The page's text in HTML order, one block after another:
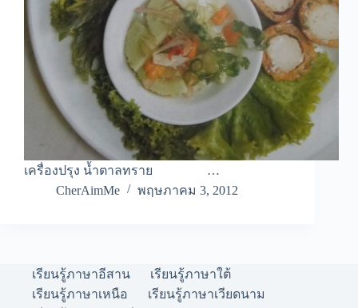
เครื่องปรุง น้ำตาลทราย …
CherAimMe
พฤษภาคม 3, 2012
เรียนรู้ภาษาอีสาน
เรียนรู้ภาษาใต้
เรียนรู้ภาษาเหนือ
เรียนรู้ภาษาเวียดนาม